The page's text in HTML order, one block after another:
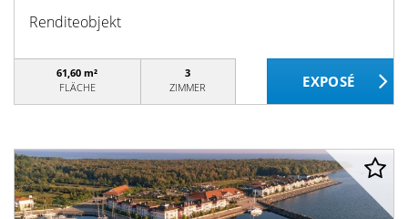
Renditeobjekt
61,60 m²
FLÄCHE
3
ZIMMER